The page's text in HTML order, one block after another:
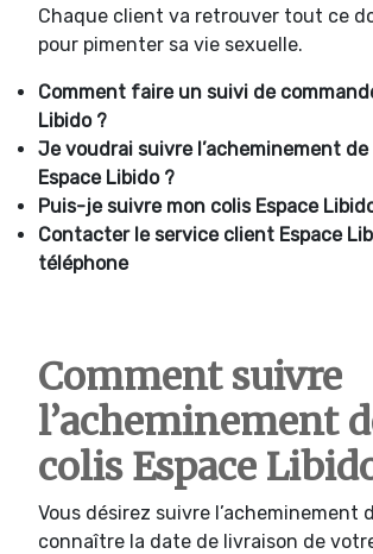
Chaque client va retrouver tout ce
pour pimenter sa vie sexuelle.
Comment faire un suivi de
Libido ?
Je voudrai suivre l’acheminement
Espace Libido ?
Puis-je suivre mon colis Espace
Contacter le service client Espace
téléphone
Comment suivre
l’acheminement
colis Espace
Vous désirez suivre l’acheminement
connaître la date de livraison de